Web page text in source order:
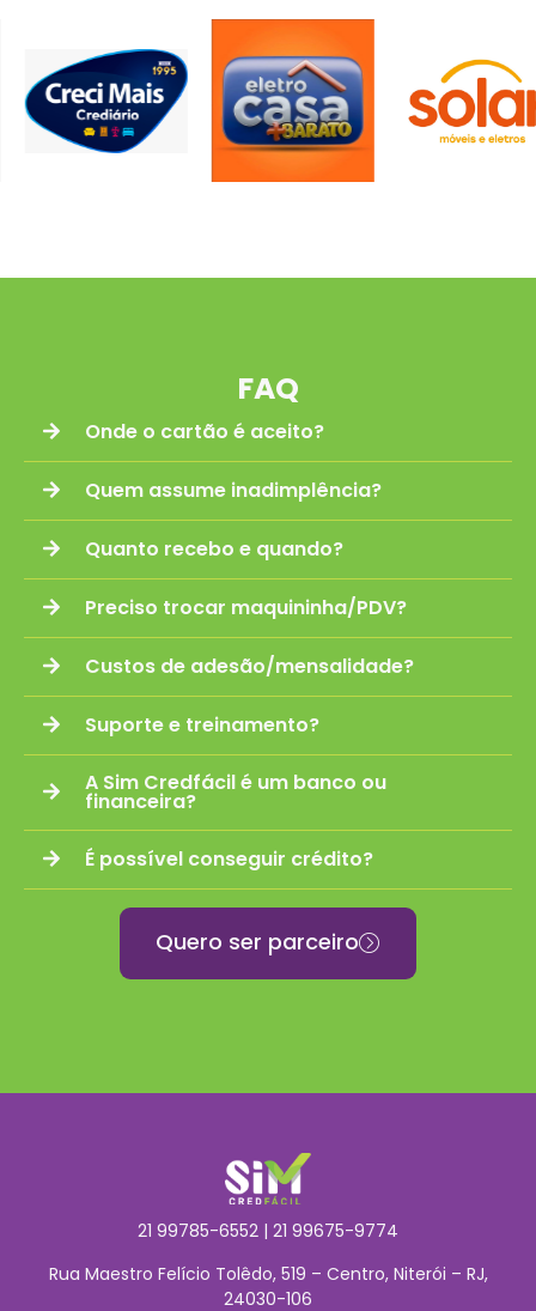
FAQ
Onde o cartão é aceito?
Quem assume inadimplência?
Quanto recebo e quando?
Preciso trocar maquininha/PDV?
Custos de adesão/mensalidade?
Suporte e treinamento?
A Sim Credfácil é um banco ou
financeira?
É possível conseguir crédito?
Quero ser parceiro
21 99785-6552 | 21 99675-9774
Rua Maestro Felício Tolêdo, 519 – Centro, Niterói – RJ,
24030-106